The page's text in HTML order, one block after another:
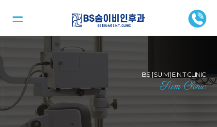
BS [SU:M] E.N.T CLINIC
Sum Clinic